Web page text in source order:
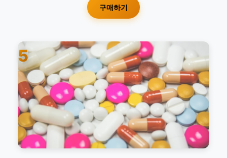
구매하기
5